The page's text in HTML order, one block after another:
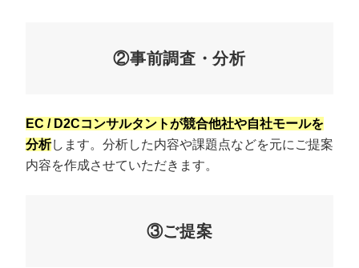
②事前調査・分析
EC / D2Cコンサルタントが競合他社や自社モールを
分析します。分析した内容や課題点などを元にご提案
内容を作成させていただきます。
③ご提案